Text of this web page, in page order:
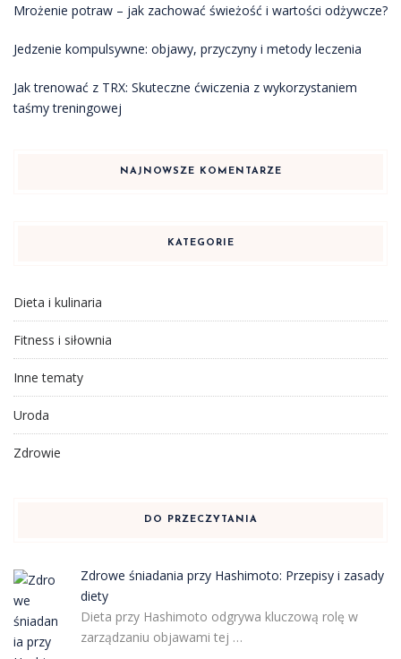
Mrożenie potraw – jak zachować świeżość i wartości odżywcze?
Jedzenie kompulsywne: objawy, przyczyny i metody leczenia
Jak trenować z TRX: Skuteczne ćwiczenia z wykorzystaniem
taśmy treningowej
NAJNOWSZE KOMENTARZE
KATEGORIE
Dieta i kulinaria
Fitness i siłownia
Inne tematy
Uroda
Zdrowie
DO PRZECZYTANIA
Zdrowe śniadania przy Hashimoto: Przepisy i zasady
diety
Dieta przy Hashimoto odgrywa kluczową rolę w
zarządzaniu objawami tej …